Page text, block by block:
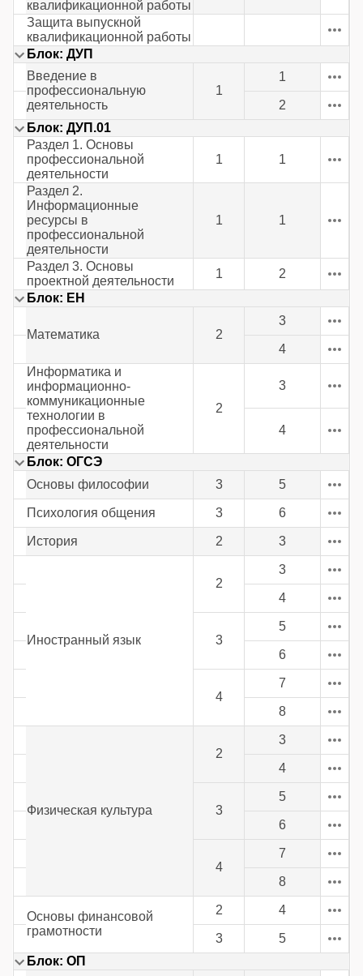
квалификационной работы
Защита выпускной
квалификационной работы
Блок: ДУП
Введение в
профессиональную
деятельность
1
1
2
Блок: ДУП.01
Раздел 1. Основы
профессиональной
деятельности
1 1
Раздел 2.
Информационные
ресурсы в
профессиональной
деятельности
1 1
Раздел 3. Основы
проектной деятельности
1
2
Блок: ЕН
Математика 2
3
4
Информатика и
информационно-
коммуникационные
технологии в
профессиональной
деятельности
2
3
4
Блок: ОГСЭ
Основы философии
3 5
Психология общения 3 6
История 2 3
Иностранный язык
2
3
4
3
5
6
4
7
8
Физическая культура
2
3
4
3
5
6
4
7
8
Основы финансовой
грамотности
2 4
3
5
Блок: ОП